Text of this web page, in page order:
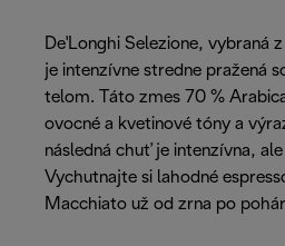
De'Longhi Selezione, vybraná
je intenzívne stredne pražená
telom. Táto zmes 70 %
ovocné a kvetinové tóny a
následná chuť je intenzívna,
Vychutnajte si lahodné
Macchiato už od zrna po